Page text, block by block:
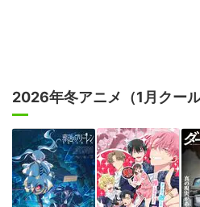
2026年冬アニメ（1月クー